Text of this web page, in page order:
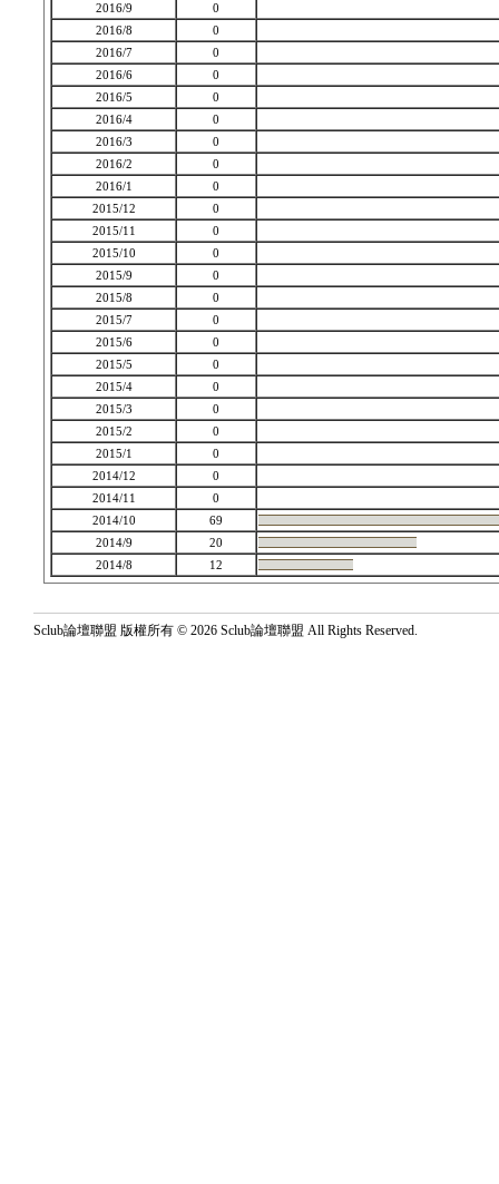
2016/9
0
2016/8
0
2016/7
0
2016/6
0
2016/5
0
2016/4
0
2016/3
0
2016/2
0
2016/1
0
2015/12
0
2015/11
0
2015/10
0
2015/9
0
2015/8
0
2015/7
0
2015/6
0
2015/5
0
2015/4
0
2015/3
0
2015/2
0
2015/1
0
2014/12
0
2014/11
0
2014/10
69
2014/9
20
2014/8
12
Sclub論壇聯盟 版權所有 © 2026 Sclub論壇聯盟 All Rights Reserved.